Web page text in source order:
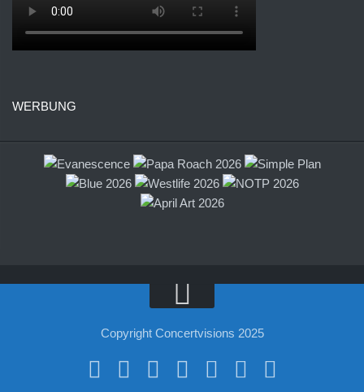
WERBUNG
Copyright Concertvisions 2025